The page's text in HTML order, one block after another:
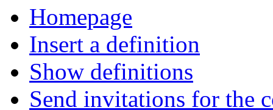
Homepage
Insert a definition
Show definitions
Send invitations for the